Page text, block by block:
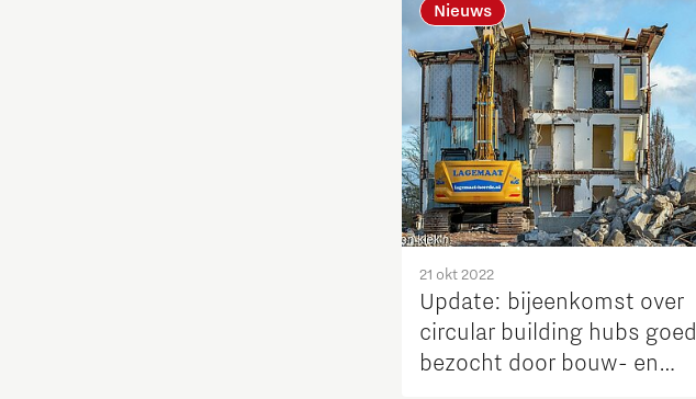
Nieuws
21 okt 2022
Update: bijeenkomst over
circular building hubs goed
bezocht door bouw- en